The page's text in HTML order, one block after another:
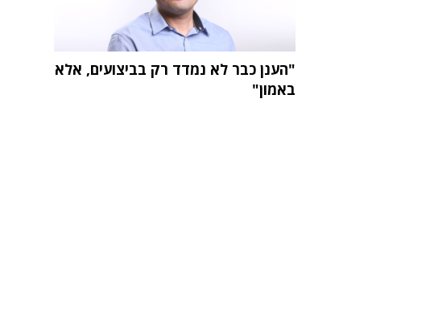
"הענן כבר לא נמדד רק בביצועים, אלא
באמון"